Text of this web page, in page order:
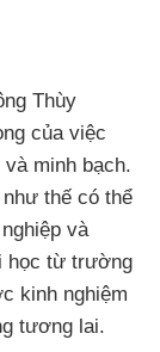
Thùy
của việc
minh bạch.
thế có thể
và
học từ trường
kinh nghiệm
tương lai.